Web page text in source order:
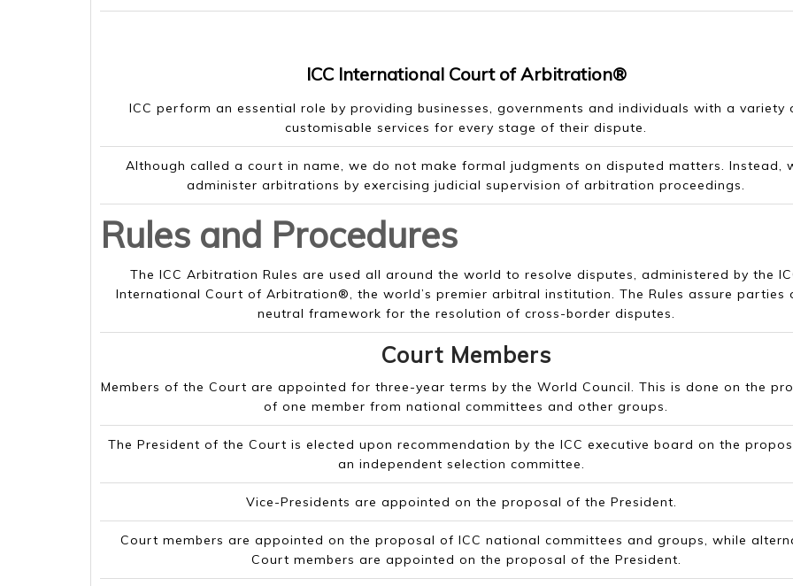
ICC International Court of Arbitration®
ICC perform an essential role by providing businesses, governments and individuals with a variety
customisable services for every stage of their dispute.
Although called a court in name, we do not make formal judgments on disputed matters. Instead,
administer arbitrations by exercising judicial supervision of arbitration proceedings.
Rules and Procedures
The ICC Arbitration Rules are used all around the world to resolve disputes, administered by the
International Court of Arbitration®, the world’s premier arbitral institution. The Rules assure parties
neutral framework for the resolution of cross-border disputes.
Court Members
Members of the Court are appointed for three-year terms by the World Council. This is done on the
of one member from national committees and other groups.
The President of the Court is elected upon recommendation by the ICC executive board on the
an independent selection committee.
Vice-Presidents are appointed on the proposal of the President.
Court members are appointed on the proposal of ICC national committees and groups, while
Court members are appointed on the proposal of the President.